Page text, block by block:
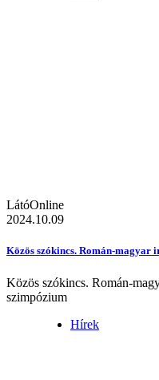
LátóOnline
2024.10.09
Közös szókincs. Román-
Közös szókincs. Román-
szimpózium
Hírek